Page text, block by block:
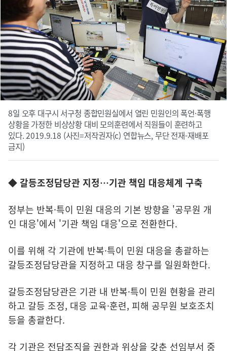
8일 오후 대구시 서구청 종합민원실에서 열린 민원인의 폭언·폭행
상황을 가정한 비상상황 대비 모의훈련에서 직원들이 훈련하고
있다. 2019.9.18 (사진=저작권자(c) 연합뉴스, 무단 전재-재배포
금지)
◆ 갈등조정담당관 지정…기관 책임 대응체계 구축
정부는 반복·특이 민원 대응의 기본 방향을 '공무원 개
인 대응'에서 '기관 책임 대응'으로 전환한다.
이를 위해 각 기관에 반복·특이 민원 대응을 총괄하는
갈등조정담당관을 지정하고 대응 창구를 일원화한다.
갈등조정담당관은 기관 내 반복·특이 민원 현황을 관리
하고 갈등 조정, 대응 교육·훈련, 피해 공무원 보호조치
등을 총괄한다.
각 기관은 전담조직을 권한과 위상을 갖춘 선임부서 중